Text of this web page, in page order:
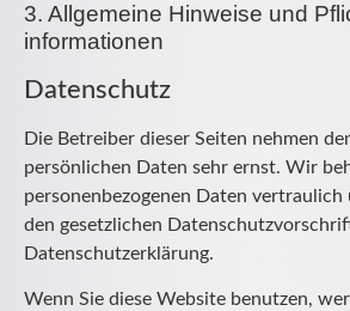
3. Allgemeine Hinweise und
informationen
Datenschutz
Die Betreiber dieser Seiten nehmen
persönlichen Daten sehr ernst. Wir
personenbezogenen Daten vertraulich
den gesetzlichen
Datenschutzerklärung.
Wenn Sie diese Website benutzen,